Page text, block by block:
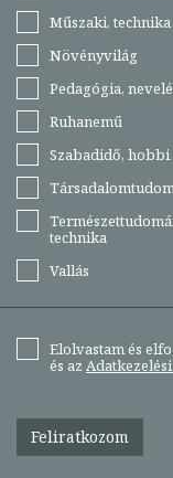
Műszaki, technika
Növényvilág
Pedagógia,
Ruhanemű
Szabadidő, hobbi
technika
Vallás
Elolvastam és
és az
Feliratkozom